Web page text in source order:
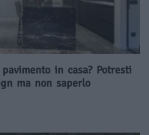
in casa? Potresti
ma non saperlo